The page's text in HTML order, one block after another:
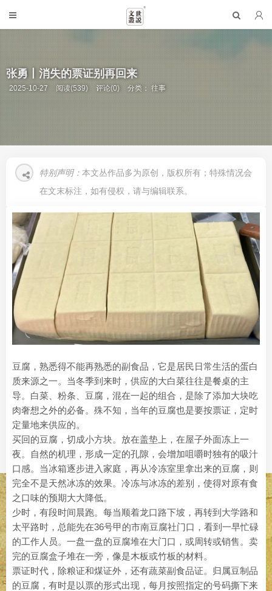
张勇丨消失的票证别再回来
2025-10-27 阅读(539) 评论(0) 分类：往事
特别声明： 本文丛作品多为原创，版权所有；特殊情况会
在文末标注，如有侵权，请与编辑联系。
豆腐，熟悉得不能再熟悉的副食品，它是居民日常生活的蛋白
质来源之一。当冬季到来时，供应的大白菜往往是餐桌的主
导。白菜、粉条、豆腐，混在一起的组合，是除了添加大块吃
肉奢想之外的必备。殊不知，当年的豆腐也是要按票证，定时
定量地来供应的。
买回的豆腐，切成小方块。放在盖垫上，在屋子外面冻上一
夜。自然的机理，形成一定的孔隙，会增加咀嚼时独有的吸汁
口感。当冰箱逐步进入家庭，再从冷冻室里拿出来的豆腐，则
完全不是天然冰冻的效果。冷冻与冰冻的差别，使得对原有食
之口味的预期大大降低。
少时，有段时间晨跑。每当顺着龙口路下坡，再转到大学路和
太平路时，总能先在36号甲的市南豆腐社门口，看到一早忙碌
的工作人员。一盘一盘的豆腐堆在大门口，或周转或销售。卖
完的豆腐盒子堆在一旁，像是木板或竹板的材料。
票证时代，除粮证和煤证外，还有蔬菜副食品证。归属豆制品
的豆腐，有时是以票的形式出现，每月按照指定的号码撕下来